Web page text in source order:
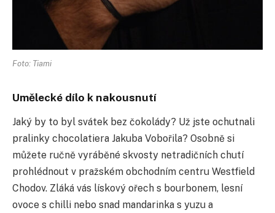
Foto: Tiami
Umělecké dílo k nakousnutí
Jaký by to byl svátek bez čokolády? Už jste ochutnali
pralinky chocolatiera Jakuba Vobořila? Osobně si
můžete ručně vyráběné skvosty netradičních chutí
prohlédnout v pražském obchodním centru Westfield
Chodov. Zláká vás lískový ořech s bourbonem, lesní
ovoce s chilli nebo snad mandarinka s yuzu a